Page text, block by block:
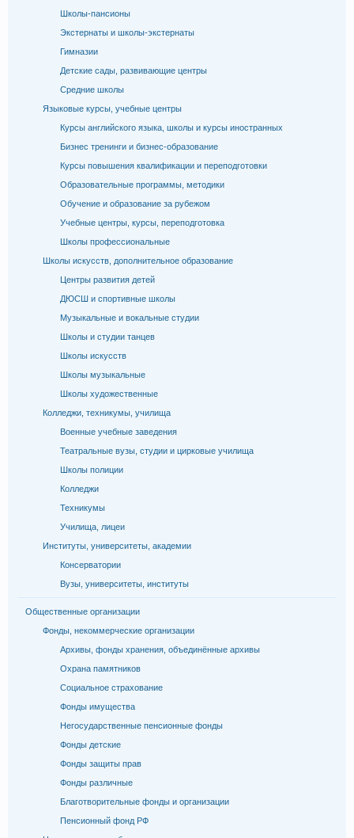
Школы-пансионы
Экстернаты и школы-экстернаты
Гимназии
Детские сады, развивающие центры
Средние школы
Языковые курсы, учебные центры
Курсы английского языка, школы и курсы иностранных
Бизнес тренинги и бизнес-образование
Курсы повышения квалификации и переподготовки
Образовательные программы, методики
Обучение и образование за рубежом
Учебные центры, курсы, переподготовка
Школы профессиональные
Школы искусств, дополнительное образование
Центры развития детей
ДЮСШ и спортивные школы
Музыкальные и вокальные студии
Школы и студии танцев
Школы искусств
Школы музыкальные
Школы художественные
Колледжи, техникумы, училища
Военные учебные заведения
Театральные вузы, студии и цирковые училища
Школы полиции
Колледжи
Техникумы
Училища, лицеи
Институты, университеты, академии
Консерватории
Вузы, университеты, институты
Общественные организации
Фонды, некоммерческие организации
Архивы, фонды хранения, объединённые архивы
Охрана памятников
Социальное страхование
Фонды имущества
Негосударственные пенсионные фонды
Фонды детские
Фонды защиты прав
Фонды различные
Благотворительные фонды и организации
Пенсионный фонд РФ